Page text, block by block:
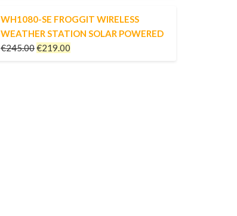
WH1080-SE FROGGIT WIRELESS
WEATHER STATION SOLAR POWERED
€245.00€219.00